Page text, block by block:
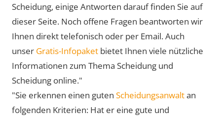
Scheidung, einige Antworten darauf finden Sie auf
dieser Seite. Noch offene Fragen beantworten wir
Ihnen direkt telefonisch oder per Email. Auch
unser Gratis-Infopaket bietet Ihnen viele nützliche
Informationen zum Thema Scheidung und
Scheidung online."
"Sie erkennen einen guten Scheidungsanwaltan
folgenden Kriterien: Hat er eine gute und